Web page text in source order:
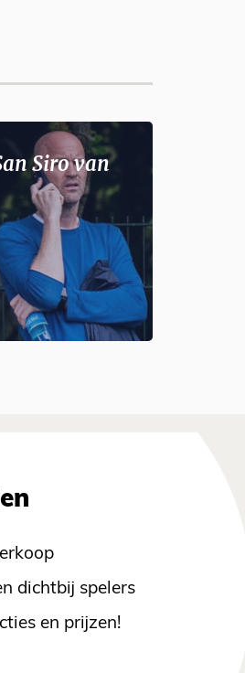
Siro van
dichtbij spelers
en prijzen!